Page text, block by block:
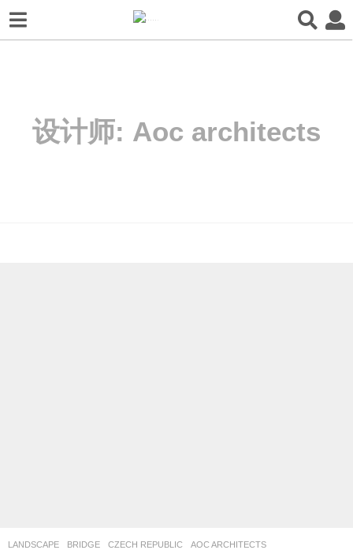
设计师: Aoc architects
LANDSCAPE BRIDGE CZECH REPUBLIC AOC ARCHITECTS